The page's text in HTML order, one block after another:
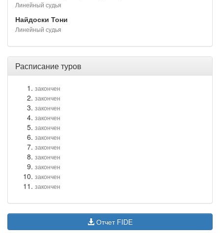
Линейный судья
Найдоски Тони
Линейный судья
Расписание туров
закончен
закончен
закончен
закончен
закончен
закончен
закончен
закончен
закончен
закончен
закончен
Отчет FIDE